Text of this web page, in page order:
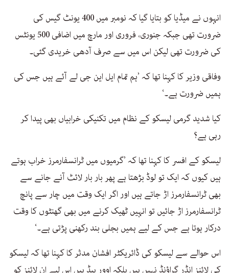
انہوں نے میڈیا کو بتایا گیا کہ نومبر میں 400 یونٹ گیس کی
ضرورت تھی جبکہ جنوری، فروری اور مارچ میں اضافی 500 یونٹس
کی ضرورت تھی لیکن اس میں سے صرف آدھی خریدی گئی۔
وفاقی وزیر کا کہنا تھا کہ ’ہم تمام ایل این جی لے آئے ہیں جس کی
ہمیں ضرورت ہے۔‘
کیا شدید گرمی لیسکو کے نظام میں تکنیکی خرابیاں بھی پیدا کر
رہی ہے؟
لیسکو کے افسر کا کہنا تھا کہ ’گرمیوں میں ٹرانسفارمرز خراب ہوتے
ہیں کیوں کہ ایک تو لوڈ بڑھتا ہے پھر بار بار لائٹ آنے جانے سے
بھی ٹرانسفارمرز اڑ جاتے ہیں اور اگر ایک وقت میں چار سے پانچ
ٹرانسفارمرز اڑ جائیں تو انہیں ٹھیک کرنے میں بھی گھنٹوں کا وقت
درکار ہوتا ہے جس کے لیے ہمیں بجلی بند رکھنی پڑتی ہے۔‘
اس حوالے سے لیسکو کی ڈائریکٹر افشان مدثر کا کہنا تھا کہ لیسکو
کی لائنز انڈر گراؤنڈ نہیں ہیں بلکہ اوور ہیڈ ہیں اس لیے ان لائنز کو